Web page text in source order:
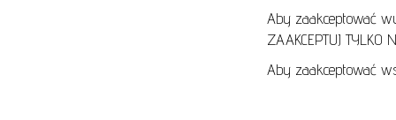
Aby zaakceptować
ZAAKCEPTUJ TYLKO
Aby zaakceptować
ZWROTY I REKLAMACJE
REGULAMIN AUKCJI